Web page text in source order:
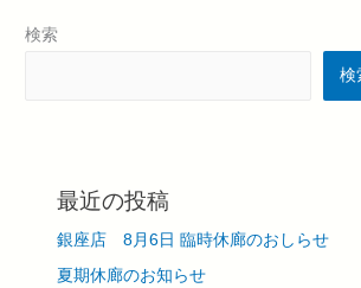
検索
検
最近の投稿
銀座店 8月6日 臨時休廊のおしらせ
夏期休廊のお知らせ